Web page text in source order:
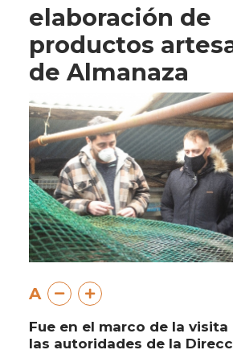
elaboración de
productos
de Almanaza
A
Fue en el marco de la
las autoridades de la